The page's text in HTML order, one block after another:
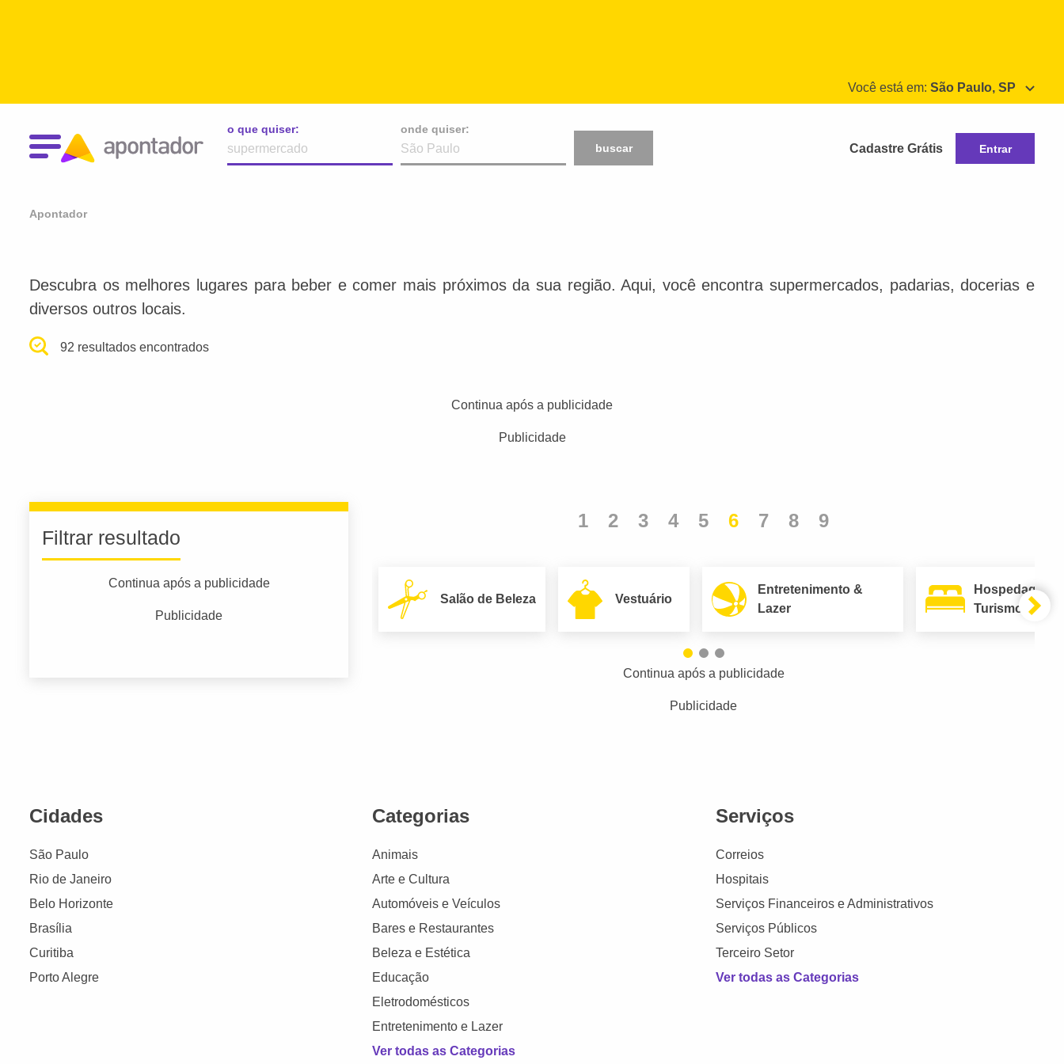
Você está em: São Paulo, SP
o que quiser:
onde quiser:
buscar
Cadastre Grátis Entrar
Apontador
Descubra os melhores lugares para beber e comer mais próximos da sua região. Aqui, você encontra supermercados, padarias, docerias e
diversos outros locais.
92 resultados encontrados
Continua após a publicidade
Publicidade
Filtrar resultado
Continua após a publicidade
Publicidade
1 2 3 4 5 6 7 8 9
Salão de Beleza Vestuário
Entretenimento &
Lazer
Hospedagem
Turismo
Continua após a publicidade
Publicidade
Cidades
São Paulo
Rio de Janeiro
Belo Horizonte
Brasília
Curitiba
Porto Alegre
Categorias
Animais
Arte e Cultura
Automóveis e Veículos
Bares e Restaurantes
Beleza e Estética
Educação
Eletrodomésticos
Entretenimento e Lazer
Ver todas as Categorias
Serviços
Correios
Hospitais
Serviços Financeiros e Administrativos
Serviços Públicos
Terceiro Setor
Ver todas as Categorias